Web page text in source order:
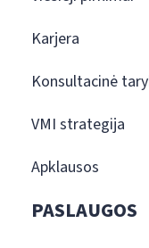
Karjera
Konsultacinė
VMI strategija
Apklausos
PASLAUGOS